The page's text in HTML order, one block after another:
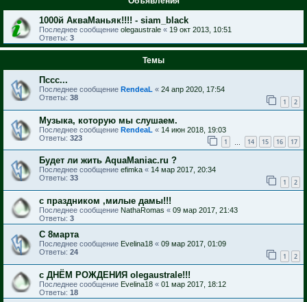
1000й АкваМаньяк!!!! - siam_black
Последнее сообщение olegaustrale « 19 окт 2013, 10:51
Ответы: 3
Темы
Пссс...
Последнее сообщение RendeaL « 24 апр 2020, 17:54
Ответы: 38 1 2
Музыка, которую мы слушаем.
Последнее сообщение RendeaL « 14 июн 2018, 19:03
Ответы: 323 1 14 15 16 17
Будет ли жить AquaManiac.ru ?
Последнее сообщение efimka « 14 мар 2017, 20:34
Ответы: 33 1 2
с праздником ,милые дамы!!!
Последнее сообщение NathaRomas « 09 мар 2017, 21:43
Ответы: 3
С 8марта
Последнее сообщение Evelina18 « 09 мар 2017, 01:09
Ответы: 24 1 2
с ДНЁМ РОЖДЕНИЯ olegaustrale!!!
Последнее сообщение Evelina18 « 01 мар 2017, 18:12
Ответы: 18